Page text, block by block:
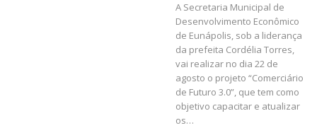
A Secretaria Municipal de
Desenvolvimento Econômico
de Eunápolis, sob a liderança
da prefeita Cordélia Torres,
vai realizar no dia 22 de
agosto o projeto “Comerciário
de Futuro 3.0”, que tem como
objetivo capacitar e atualizar
os…